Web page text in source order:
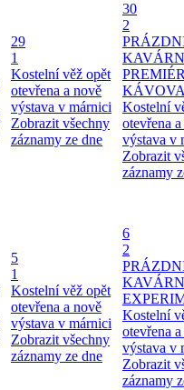
29
1
Kostelní věž opět
otevřena a nově
výstava v márnici
Zobrazit všechny
záznamy ze dne
30
2
Kostelní
otevřena
výstava v
Zobrazit
záznamy
5
1
Kostelní věž opět
otevřena a nově
výstava v márnici
Zobrazit všechny
záznamy ze dne
6
2
Kostelní
otevřena
výstava v
Zobrazit
záznamy